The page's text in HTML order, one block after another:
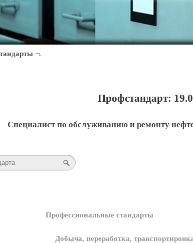
Профстандарт:
Специалист по обслуживанию и ремонту
Профессиональные стандарты
Добыча, переработка,